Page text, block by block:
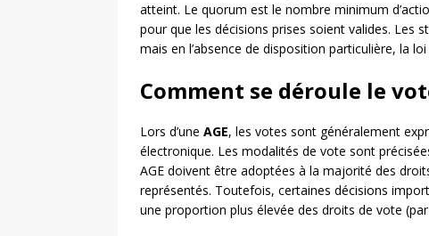
atteint. Le quorum est le nombre minimum
pour que les décisions prises soient valides. Les
mais en l’absence de disposition particulière, la
Comment se déroule le
Lors d’une AGE, les votes sont généralement
électronique. Les modalités de vote sont
AGE doivent être adoptées à la majorité des
représentés. Toutefois, certaines décisions
une proportion plus élevée des droits de vote